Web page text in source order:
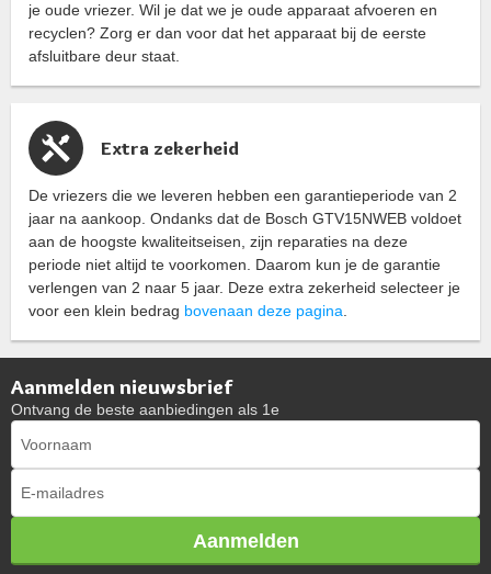
je oude vriezer. Wil je dat we je oude apparaat afvoeren en
recyclen? Zorg er dan voor dat het apparaat bij de eerste
afsluitbare deur staat.
Extra zekerheid
De vriezers die we leveren hebben een garantieperiode van 2
jaar na aankoop. Ondanks dat de Bosch GTV15NWEB voldoet
aan de hoogste kwaliteitseisen, zijn reparaties na deze
periode niet altijd te voorkomen. Daarom kun je de garantie
verlengen van 2 naar 5 jaar. Deze extra zekerheid selecteer je
voor een klein bedrag bovenaan deze pagina.
Aanmelden nieuwsbrief
Ontvang de beste aanbiedingen als 1e
Aanmelden